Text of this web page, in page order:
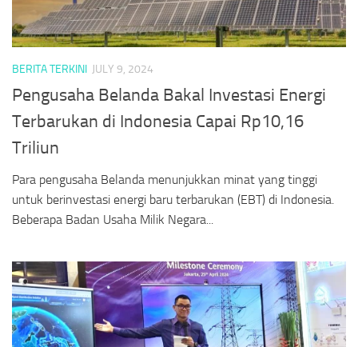
BERITA TERKINI JULY 9, 2024
Pengusaha Belanda Bakal Investasi Energi
Terbarukan di Indonesia Capai Rp10,16
Triliun
Para pengusaha Belanda menunjukkan minat yang tinggi
untuk berinvestasi energi baru terbarukan (EBT) di Indonesia.
Beberapa Badan Usaha Milik Negara...